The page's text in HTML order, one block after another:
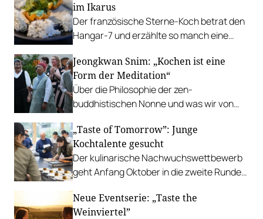
im Ikarus
Der französische Sterne-Koch betrat den
Hangar-7 und erzählte so manch eine
Jeongkwan Snim: „Kochen ist eine
Form der Meditation“
Über die Philosophie der zen-
buddhistischen Nonne und was wir von
„Taste of Tomorrow”: Junge
Kochtalente gesucht
Der kulinarische Nachwuchswettbewerb
geht Anfang Oktober in die zweite Runde.
Neue Eventserie: „Taste the
Weinviertel”